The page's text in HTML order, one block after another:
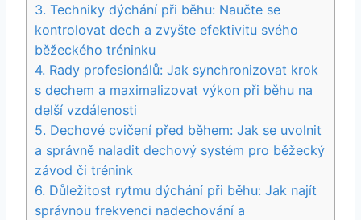
3. Techniky dýchání při běhu: Naučte se
kontrolovat dech a zvyšte efektivitu svého
běžeckého tréninku
4. Rady profesionálů: Jak synchronizovat krok
s dechem a maximalizovat výkon při běhu na
delší vzdálenosti
5. Dechové cvičení před během: Jak se uvolnit
a správně naladit dechový systém pro běžecký
závod či trénink
6. Důležitost rytmu dýchání při běhu: Jak najít
správnou frekvenci nadechování a